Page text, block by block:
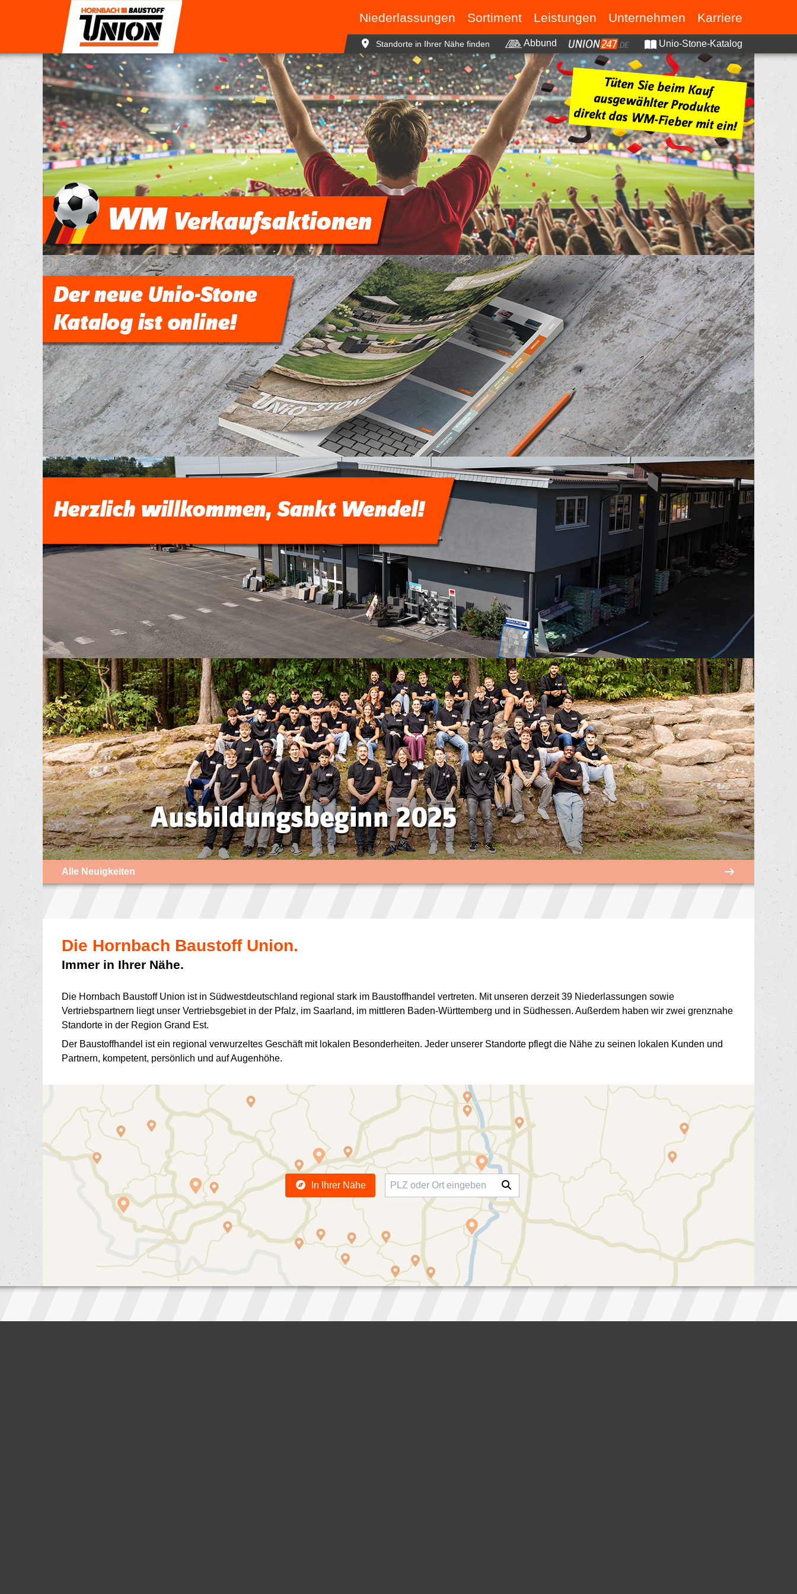
Niederlassungen Sortiment
Baustoffe
Ausbau und Fassade
Garten- und Landschaftsbau
Unio Stone Katalog
Fliesen und Sanitär
Bauelemente und Bodenbeläge
Werkzeuge und Maschinen
Brennstoffe
Leistungen
Beratung und Dienstleistungen
Logistik und Fuhrpark
Spezialleistungen vor Ort
Unternehmen
Die Hornbach Baustoff Union GmbH
Aktuell
Jubiläum: 10 Jahre Neueröffnung im Union Bauzentrum Annweiler
Hausmesse: Hausmesse Kaiserslautern-Einsiedlerhof im April 2026
Verbund: Neue Niederlassung in Sankt Wendel
Event: BauSalon Pirmasens 2026
Neueröffnung: Mehr Platz für Baustoffe – Erweiterung Union Bauzentrum Kapellen-Drusweiler
Hausmesse: Hausmesse Kaiserslautern-Einsiedlerhof im September 2025
Karriere
Stellenangebote
Arbeiten bei der Hornbach Baustoff Union
Ausbildung
Duales Studium
Aktuell
Ausbildung: Ausbildungsbeginn 2025
Ausbildung: Ausbildungsbeginn 2024
Ausbildungsbeginn: Ausbildungsbeginn
Ausbildungsbeginn: Ausbildungsbeginn
Ausbildungsbeginn: Ausbildungsbeginn
Standorte in Ihrer Nähe finden Abbund Unio-Stone-Katalog
Alle Neuigkeiten
Die Hornbach Baustoff Union.
Immer in Ihrer Nähe.
Die Hornbach Baustoff Union ist in Südwestdeutschland regional stark im Baustoffhandel vertreten. Mit unseren derzeit 39 Niederlassungen sowie
Vertriebspartnern liegt unser Vertriebsgebiet in der Pfalz, im Saarland, im mittleren Baden-Württemberg und in Südhessen. Außerdem haben wir zwei grenznahe
Standorte in der Region Grand Est.
Der Baustoffhandel ist ein regional verwurzeltes Geschäft mit lokalen Besonderheiten. Jeder unserer Standorte pflegt die Nähe zu seinen lokalen Kunden und
Partnern, kompetent, persönlich und auf Augenhöhe.
In Ihrer Nähe